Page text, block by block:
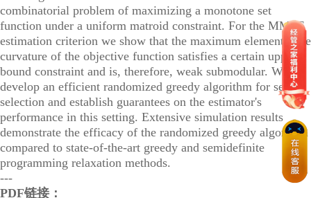
combinatorial problem of maximizing a monotone set
function under a uniform matroid constraint. For the MMSE
estimation criterion we show that the maximum element-wise
curvature of the objective function satisfies a certain upper-
bound constraint and is, therefore, weak submodular. We
develop an efficient randomized greedy algorithm for sensor
selection and establish guarantees on the estimator's
performance in this setting. Extensive simulation results
demonstrate the efficacy of the randomized greedy algorithm
compared to state-of-the-art greedy and semidefinite
programming relaxation methods.
---
PDF链接：